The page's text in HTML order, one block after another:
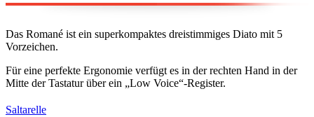
Das Romané ist ein superkompaktes dreistimmiges Diato mit 5
Vorzeichen.
Für eine perfekte Ergonomie verfügt es in der rechten Hand in der
Mitte der Tastatur über ein „Low Voice“-Register.
Saltarelle